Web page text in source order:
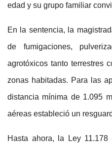
edad y su grupo familiar
En la sentencia, la
de fumigaciones,
agrotóxicos tanto terrestres
zonas habitadas. Para las
distancia mínima de 1.095
aéreas estableció un
Hasta ahora, la Ley